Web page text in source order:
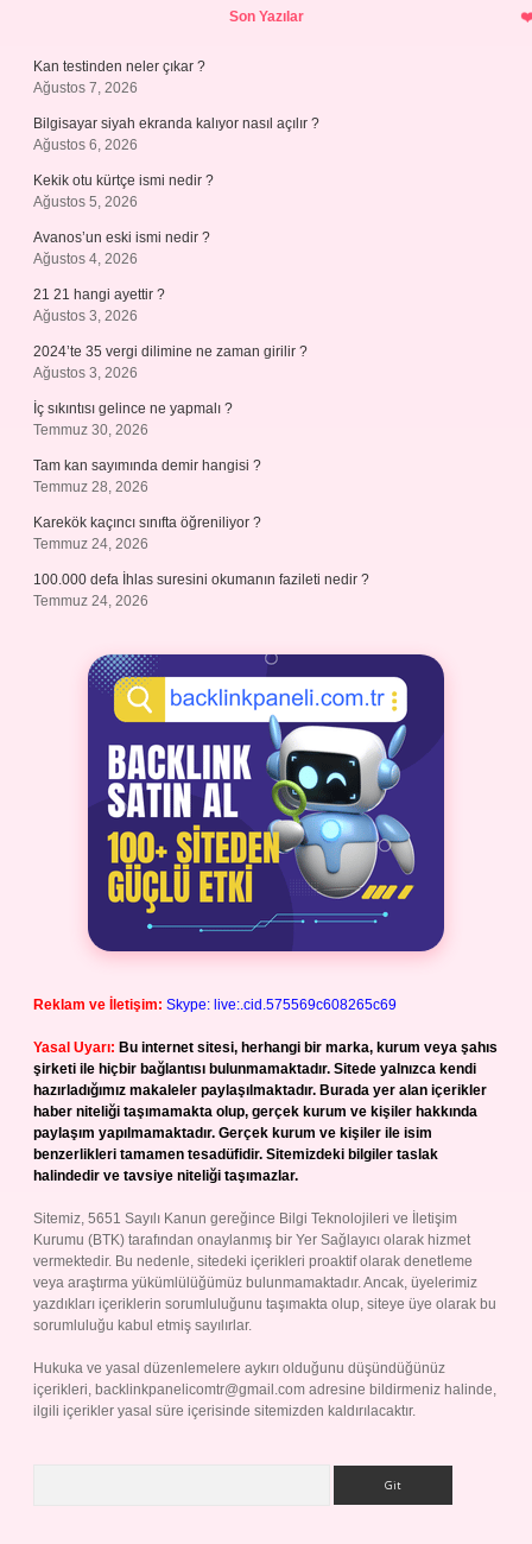
Son Yazılar
Kan testinden neler çıkar ?
Ağustos 7, 2026
Bilgisayar siyah ekranda kalıyor nasıl açılır ?
Ağustos 6, 2026
Kekik otu kürtçe ismi nedir ?
Ağustos 5, 2026
Avanos’un eski ismi nedir ?
Ağustos 4, 2026
21 21 hangi ayettir ?
Ağustos 3, 2026
2024’te 35 vergi dilimine ne zaman girilir ?
Ağustos 3, 2026
İç sıkıntısı gelince ne yapmalı ?
Temmuz 30, 2026
Tam kan sayımında demir hangisi ?
Temmuz 28, 2026
Karekök kaçıncı sınıfta öğreniliyor ?
Temmuz 24, 2026
100.000 defa İhlas suresini okumanın fazileti nedir ?
Temmuz 24, 2026
Reklam ve İletişim: Skype: live:.cid.575569c608265c69
Yasal Uyarı: Bu internet sitesi, herhangi bir marka, kurum veya şahıs
şirketi ile hiçbir bağlantısı bulunmamaktadır. Sitede yalnızca kendi
hazırladığımız makaleler paylaşılmaktadır. Burada yer alan içerikler
haber niteliği taşımamakta olup, gerçek kurum ve kişiler hakkında
paylaşım yapılmamaktadır. Gerçek kurum ve kişiler ile isim
benzerlikleri tamamen tesadüfidir. Sitemizdeki bilgiler taslak
halindedir ve tavsiye niteliği taşımazlar.
Sitemiz, 5651 Sayılı Kanun gereğince Bilgi Teknolojileri ve İletişim
Kurumu (BTK) tarafından onaylanmış bir Yer Sağlayıcı olarak hizmet
vermektedir. Bu nedenle, sitedeki içerikleri proaktif olarak denetleme
veya araştırma yükümlülüğümüz bulunmamaktadır. Ancak, üyelerimiz
yazdıkları içeriklerin sorumluluğunu taşımakta olup, siteye üye olarak bu
sorumluluğu kabul etmiş sayılırlar.
Hukuka ve yasal düzenlemelere aykırı olduğunu düşündüğünüz
içerikleri, backlinkpanelicomtr@gmail.com adresine bildirmeniz halinde,
ilgili içerikler yasal süre içerisinde sitemizden kaldırılacaktır.